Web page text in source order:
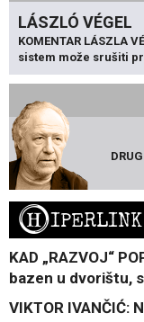
LÁSZLÓ VÉGEL
KOMENTAR LÁSZLA
sistem može srušiti
HIPERLINK
KAD „RAZVOJ“
bazen u dvorištu,
VIKTOR IVANČIĆ: